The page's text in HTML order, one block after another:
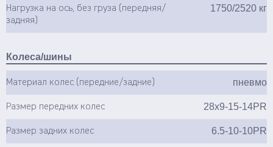
Нагрузка на ось, без груза (передняя/
задняя)
1750/2520 кг
Колеса/шины
Материал колес (передние/задние) пневмо
Размер передних колес 28x9-15-14PR
Размер задних колес 6.5-10-10PR